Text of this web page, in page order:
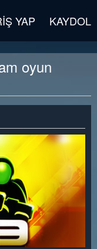
YAP KAYDOL
oyun